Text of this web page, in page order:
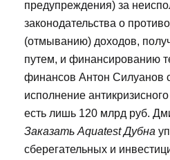
предупреждения) за
законодательства о
(отмыванию) доходов,
путем, и финансированию
финансов Антон Силуанов
исполнение
есть лишь 120 млрд руб.
Заказать Aquatest Дубна
сберегательных и